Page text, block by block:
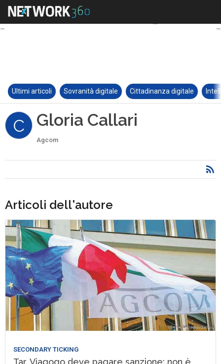
Ultimi articoli Sovranità digitale Cittadinanza digitale
C Gloria Callari
Agcom
Articoli dell'autore
SECONDARY TICKING